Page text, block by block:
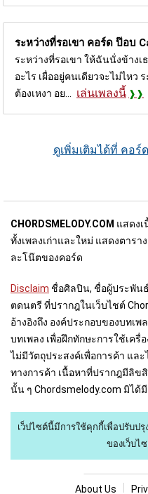
ระหว่างที่รอเขา คอร์ด ป๊อบ
ระหว่างที่รอเขา ให้ฉันนั่งข้างเ
อะไร เผื่ออยู่คนเดียวจะไม่ไหว
ต้องเหงา อย...
เล่นเพลงนี้
ดูเพิ่มเติมได้ที่ คอร์
CHORDSMELODY.COM แสดงเ
ทั้งเพลงเก่าและใหม่ แสดงตาร
ละโน๊ตของคอร์ด
Disclaim ชื่อศิลปิน, ชื่อผู้ประพันธ์
ตดนตรี ที่ปรากฎในเว็บไชต์
อ้างอิงถึง องค์ประกอบของบทเ
บทเพลง เพื่อฝึกทักษะการใช้เค
ไม่มีวัตถุประสงค์เพื่อการค้า แล
ทางการค้า เนื้อหาที่ปรากฎมีลิข
นั้น ๆ Chordsmelody.com มิได้มี
เว็ปไซต์นี้มีการใช้คุกกี้เพื่อปรับปรุ
ของเว็บไ
About Us